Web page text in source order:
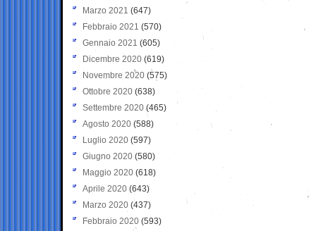
Marzo 2021 (647)
Febbraio 2021 (570)
Gennaio 2021 (605)
Dicembre 2020 (619)
Novembre 2020 (575)
Ottobre 2020 (638)
Settembre 2020(465)
Agosto 2020 (588)
Luglio 2020 (597)
Giugno 2020 (580)
Maggio 2020 (618)
Aprile 2020 (643)
Marzo 2020 (437)
Febbraio 2020 (593)